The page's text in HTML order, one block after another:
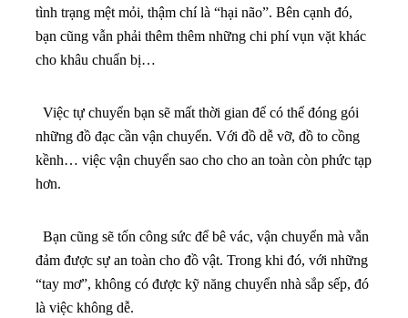
tình trạng mệt mỏi, thậm chí là “hại não”. Bên cạnh đó,
bạn cũng vẫn phải thêm thêm những chi phí vụn vặt khác
cho khâu chuẩn bị…
Việc tự chuyển bạn sẽ mất thời gian để có thể đóng gói
những đồ đạc cần vận chuyển. Với đồ dễ vỡ, đồ to cồng
kềnh… việc vận chuyển sao cho cho an toàn còn phức tạp
hơn.
Bạn cũng sẽ tốn công sức để bê vác, vận chuyển mà vẫn
đảm được sự an toàn cho đồ vật. Trong khi đó, với những
“tay mơ”, không có được kỹ năng chuyển nhà sắp sếp, đó
là việc không dễ.